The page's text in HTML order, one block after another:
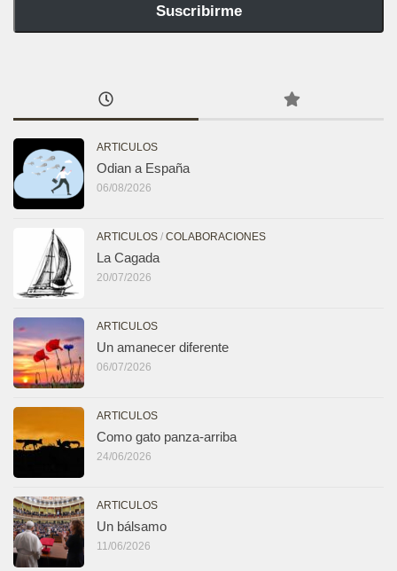
Suscribirme
ARTICULOS
Odian a España
06/08/2026
ARTICULOS / COLABORACIONES
La Cagada
20/07/2026
ARTICULOS
Un amanecer diferente
06/07/2026
ARTICULOS
Como gato panza-arriba
24/06/2026
ARTICULOS
Un bálsamo
11/06/2026